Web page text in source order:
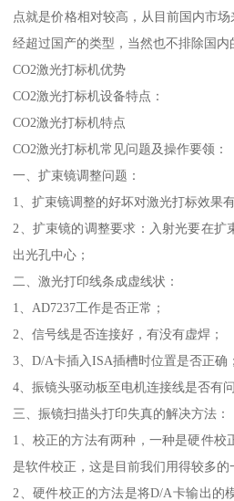
点就是价格相对较高，从目前国内市
经超过国产的类型，当然也不排除国内
CO2激光打标机优势
CO2激光打标机设备特点：
CO2激光打标机特点
CO2激光打标机常见问题及操作要领：
一、扩束镜调整问题：
1、扩束镜调整的好坏对激光打标效果
2、扩束镜的调整要求：入射光要在扩
出光孔中心；
二、激光打印线条成虚线状：
1、AD7237工作是否正常；
2、信号线是否连接好，有没有虚焊；
3、D/A卡插入ISA插槽时位置是否正确；
4、振镜头驱动板至电机连接线是否有问
三、振镜扫描头打印失真的解决方法：
1、校正的方法有两种，一种是硬件校
是软件校正，这是目前我们用得较多的
2、硬件校正的方法是将D/A卡输出的